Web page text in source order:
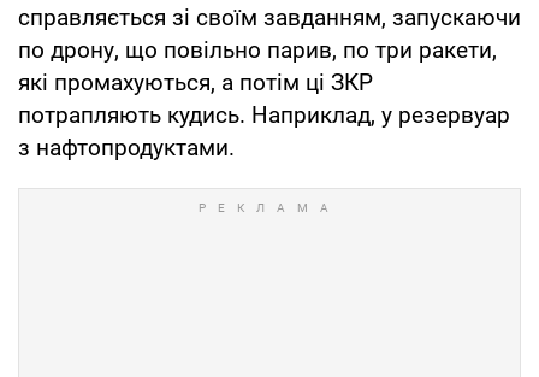
справляється зі своїм завданням, запускаючи
по дрону, що повільно парив, по три ракети,
які промахуються, а потім ці ЗКР
потрапляють кудись. Наприклад, у резервуар
з нафтопродуктами.